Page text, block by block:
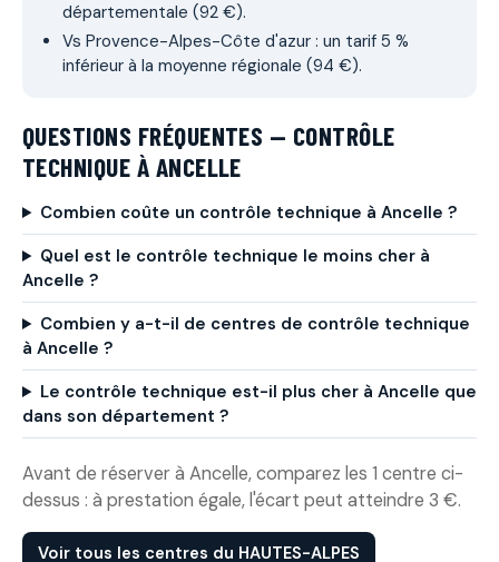
départementale (92 €).
Vs Provence-Alpes-Côte d'azur : un tarif 5 %
inférieur à la moyenne régionale (94 €).
QUESTIONS FRÉQUENTES — CONTRÔLE
TECHNIQUE À ANCELLE
Combien coûte un contrôle technique à Ancelle ?
Quel est le contrôle technique le moins cher à
Ancelle ?
Combien y a-t-il de centres de contrôle technique
à Ancelle ?
Le contrôle technique est-il plus cher à Ancelle que
dans son département ?
Avant de réserver à Ancelle, comparez les 1 centre ci-
dessus : à prestation égale, l'écart peut atteindre 3 €.
Voir tous les centres du HAUTES-ALPES